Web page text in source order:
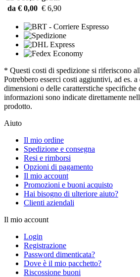
da € 0,00 € 6,90
* Questi costi di spedizione si riferiscono
Potrebbero esserci costi aggiuntivi, ad es. a
dimensioni o delle caratterstiche specifiche
informazioni sono indicate direttamente
prodotto.
Aiuto
Il mio ordine
Spedizione e consegna
Resi e rimborsi
Opzioni di pagamento
Il mio account
Promozioni e buoni acquisto
Hai bisogno di ulteriore aiuto?
Clienti aziendali
Il mio account
Login
Registrazione
Password dimenticata?
Dove è il mio pacchetto?
Riscossione buoni